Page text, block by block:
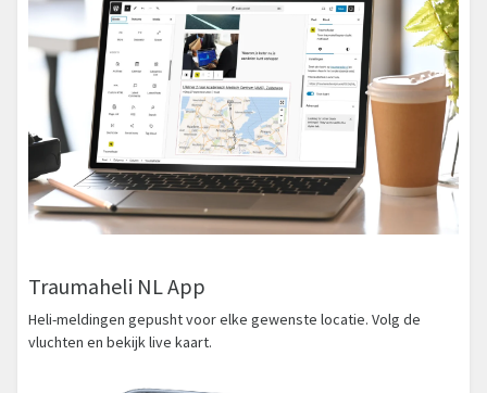
Traumaheli NL App
Heli-meldingen gepusht voor elke gewenste locatie. Volg de
vluchten en bekijk live kaart.